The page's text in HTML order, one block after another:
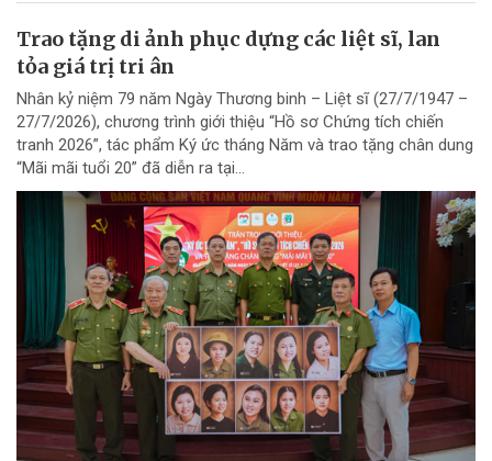
Trao tặng di ảnh phục dựng các liệt sĩ, lan
tỏa giá trị tri ân
Nhân kỷ niệm 79 năm Ngày Thương binh – Liệt sĩ (27/7/1947 –
27/7/2026), chương trình giới thiệu “Hồ sơ Chứng tích chiến
tranh 2026”, tác phẩm Ký ức tháng Năm và trao tặng chân dung
“Mãi mãi tuổi 20” đã diễn ra tại...